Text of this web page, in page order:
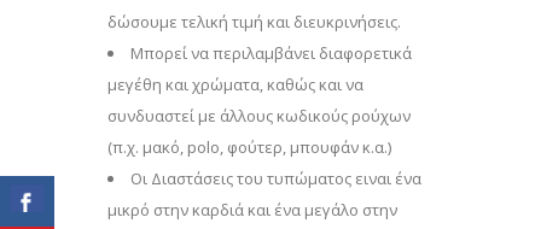
δώσουμε τελική τιμή και διευκρινήσεις.
Μπορεί να περιλαμβάνει διαφορετικά
μεγέθη και χρώματα, καθώς και να
συνδυαστεί με άλλους κωδικούς ρούχων
(π.χ. μακό, polo, φούτερ, μπουφάν κ.α.)
Οι Διαστάσεις του τυπώματος ειναι ένα
μικρό στην καρδιά και ένα μεγάλο στην